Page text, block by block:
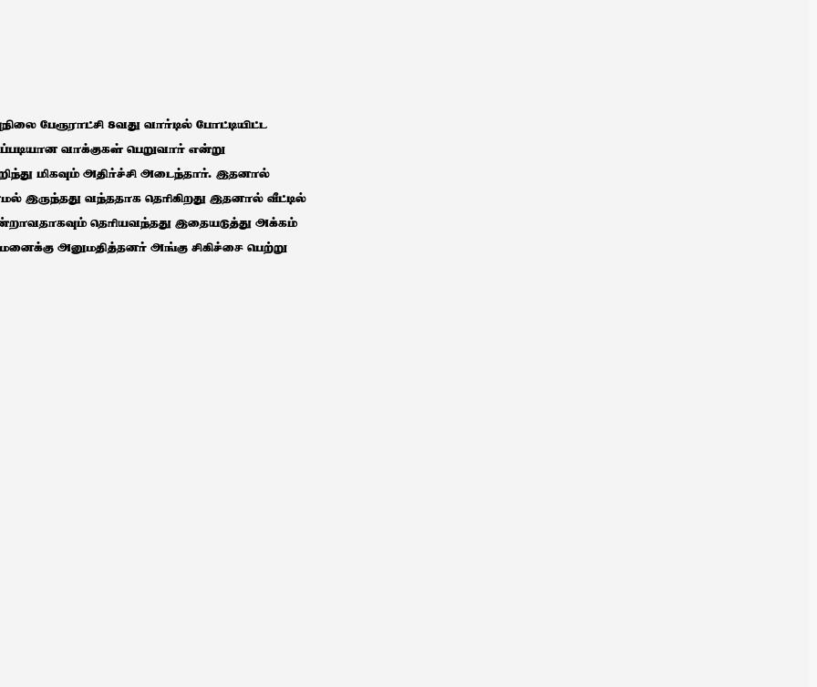
பேரூராட்சி 8வது வார்டில் போட்டியிட்ட
வாக்குகள் பெறுவார் என்று
மிகவும் அதிர்ச்சி அடைந்தார். இதனால்
இருந்தது வந்ததாக தெரிகிறது இதனால் வீட்டில்
தெரியவந்தது இதையடுத்து அக்கம்
அனுமதித்தனர் அங்கு சிகிச்சை பெற்று